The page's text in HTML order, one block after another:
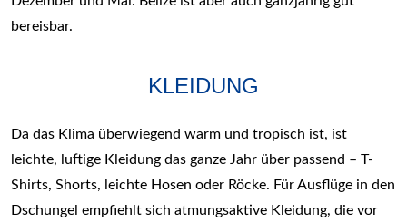
bereisbar.
KLEIDUNG
Da das Klima überwiegend warm und tropisch ist, ist
leichte, luftige Kleidung das ganze Jahr über passend – T-
Shirts, Shorts, leichte Hosen oder Röcke. Für Ausflüge in den
Dschungel empfiehlt sich atmungsaktive Kleidung, die vor